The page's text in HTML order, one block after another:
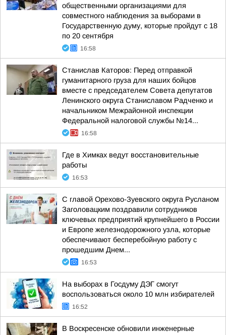
общественными организациями для
совместного наблюдения за выборами в
Государственную думу, которые пройдут с 18
по 20 сентября
16:58
Станислав Каторов: Перед отправкой
гуманитарного груза для наших бойцов
вместе с председателем Совета депутатов
Ленинского округа Станиславом Радченко и
начальником Межрайонной инспекции
Федеральной налоговой службы №14...
16:58
Где в Химках ведут восстановительные
работы
16:53
С главой Орехово-Зуевского округа Русланом
Заголовацким поздравили сотрудников
ключевых предприятий крупнейшего в России
и Европе железнодорожного узла, которые
обеспечивают бесперебойную работу с
прошедшим Днем...
16:53
На выборах в Госдуму ДЭГ смогут
воспользоваться около 10 млн избирателей
16:52
В Воскресенске обновили инженерные